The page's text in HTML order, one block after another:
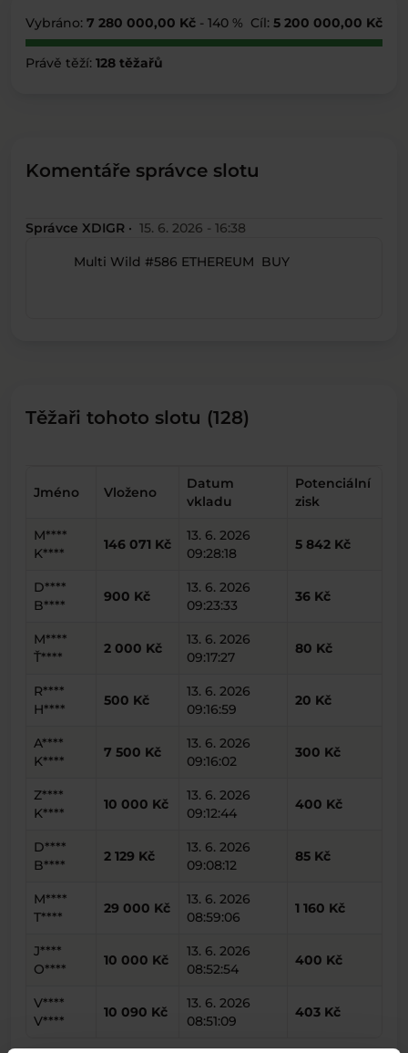
Vybráno: 7 280 000,00 Kč - 140 % Cíl: 5 200 000,00 Kč
Právě těží: 128 těžařů
Komentáře správce slotu
Správce XDIGR · 15. 6. 2026 - 16:38
Multi Wild #586 ETHEREUM BUY
Těžaři tohoto slotu (128)
Jméno Vloženo
Datum
vkladu
Potenciální
zisk
M****
K****
146 071 Kč
13. 6. 2026
09:28:18
5 842 Kč
D****
B****
900 Kč
13. 6. 2026
09:23:33
36 Kč
M****
Ť****
2 000 Kč
13. 6. 2026
09:17:27
80 Kč
R****
H****
500 Kč
13. 6. 2026
09:16:59
20 Kč
A****
K****
7 500 Kč
13. 6. 2026
09:16:02
300 Kč
Z****
K****
10 000 Kč
13. 6. 2026
09:12:44
400 Kč
D****
B****
2 129 Kč
13. 6. 2026
09:08:12
85 Kč
M****
T****
29 000 Kč
13. 6. 2026
08:59:06
1 160 Kč
J****
O****
10 000 Kč
13. 6. 2026
08:52:54
400 Kč
V****
V****
10 090 Kč
13. 6. 2026
08:51:09
403 Kč